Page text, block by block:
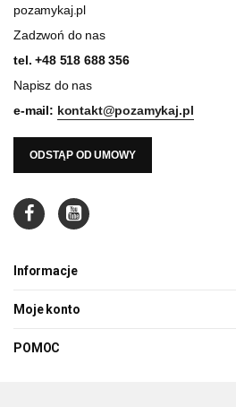
pozamykaj.pl
Zadzwoń do nas
tel.+48 518 688 356
Napisz do nas
e-mail: kontakt@pozamykaj.pl
ODSTĄP OD UMOWY
Informacje
Moje konto
POMOC